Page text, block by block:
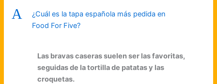
A
¿Cuál es la tapa española más pedida en
Food For Five?
Las bravas caseras suelen ser las favoritas,
seguidas de la tortilla de patatas y las
croquetas.